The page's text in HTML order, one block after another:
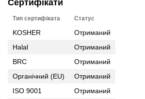
Сертифікати
Тип сертифіката Статус
KOSHER
Отриманий
Halal
Отриманий
BRC
Отриманий
Органічний (EU)
Отриманий
ISO 9001
Отриманий